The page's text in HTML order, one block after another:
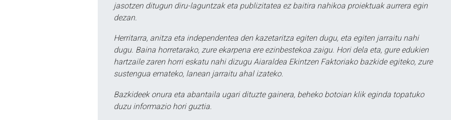
jasotzen ditugun diru-laguntzak eta publizitatea ez baitira nahikoa proiektuak aurrera egin
dezan.
Herritarra, anitza eta independentea den kazetaritza egiten dugu, eta egiten jarraitu nahi
dugu. Baina horretarako, zure ekarpena ere ezinbestekoa zaigu. Hori dela eta, gure edukien
hartzaile zaren horri eskatu nahi dizugu Aiaraldea Ekintzen Faktoriako bazkide egiteko, zure
sustengua emateko, lanean jarraitu ahal izateko.
Bazkideek onura eta abantaila ugari dituzte gainera, beheko botoian klik eginda topatuko
duzu informazio hori guztia.